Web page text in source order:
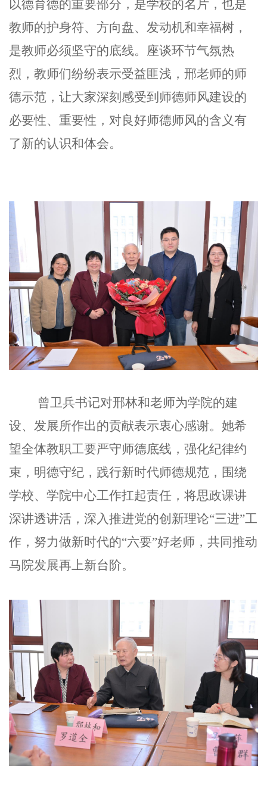
以德育德的重要部分，是学校的名片，也是
教师的护身符、方向盘、发动机和幸福树，
是教师必须坚守的底线。座谈环节气氛热
烈，教师们纷纷表示受益匪浅，邢老师的师
德示范，让大家深刻感受到 师德师风建设的
必要性、重要性，对良好师德师风的含义有
了新的认识和体会。
曾卫兵书记对邢林和老师为学院的建
设、发展所作出的贡献表示衷心感谢。她希
望全体教职工要严守师德底线，强化纪律约
束，明德守纪，践行新时代师德规范，围绕
学校、学院中心工作扛起责任，将思政课讲
深讲透讲活，深入推进党的创新理论“三进”工
作，努力做新时代的“六要”好老师，共同推动
马院发展再上新台阶。